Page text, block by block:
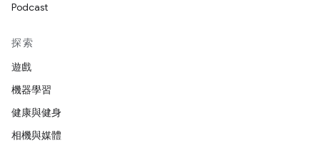
Podcast
探索
遊戲
機器學習
健康與健身
相機與媒體